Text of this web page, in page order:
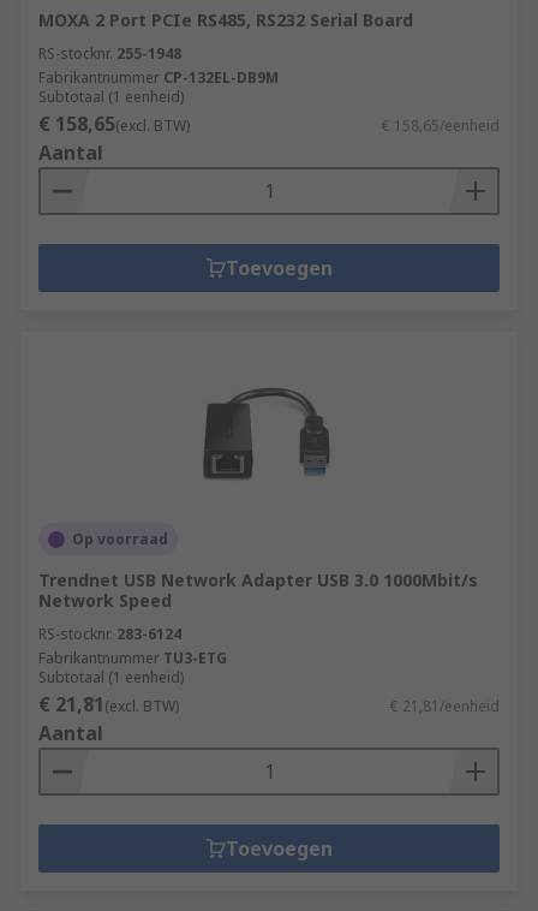
MOXA 2 Port PCIe RS485, RS232 Serial Board
RS-stocknr. 255-1948
Fabrikantnummer CP-132EL-DB9M
Subtotaal (1 eenheid)
€ 158,65(excl. BTW) € 158,65/eenheid
Aantal
Toevoegen
Op voorraad
Trendnet USB Network Adapter USB 3.0 1000Mbit/s
Network Speed
RS-stocknr. 283-6124
Fabrikantnummer TU3-ETG
Subtotaal (1 eenheid)
€ 21,81(excl. BTW) € 21,81/eenheid
Aantal
Toevoegen